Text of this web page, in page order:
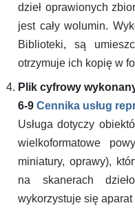
dzieł oprawionych
jest cały wolumin.
Biblioteki, są
otrzymuje ich kopię w
Plik cyfrowy
6-9 Cennika usług
Usługa dotyczy
wielkoformatowe
miniatury, oprawy),
na skanerach
wykorzystuje się aparat